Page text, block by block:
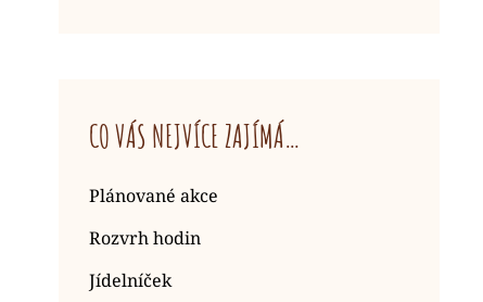
CO VÁS NEJVÍCE ZAJÍMÁ…
Plánované akce
Rozvrh hodin
Jídelníček